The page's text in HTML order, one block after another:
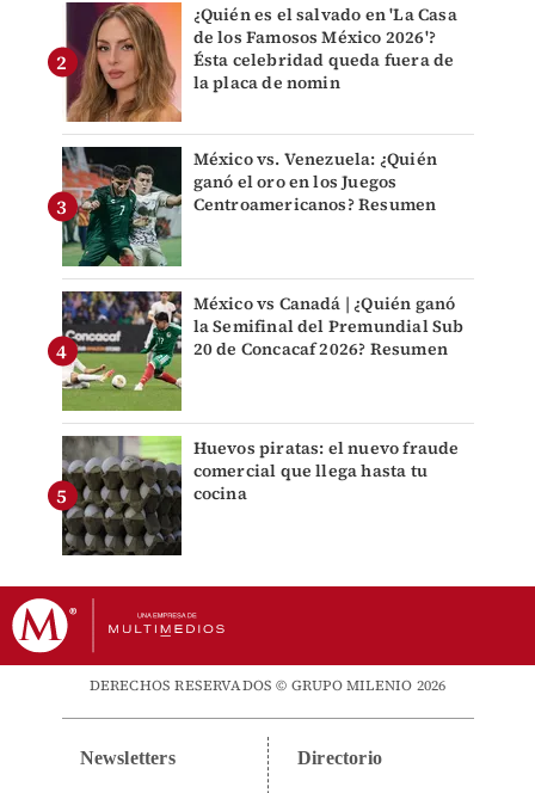
¿Quién es el salvado en 'La Casa
de los Famosos México 2026'?
Ésta celebridad queda fuera de
la placa de nomin
México vs. Venezuela: ¿Quién
ganó el oro en los Juegos
Centroamericanos? Resumen
México vs Canadá | ¿Quién ganó
la Semifinal del Premundial Sub
20 de Concacaf 2026? Resumen
Huevos piratas: el nuevo fraude
comercial que llega hasta tu
cocina
DERECHOS RESERVADOS © GRUPO MILENIO 2026
Newsletters Directorio